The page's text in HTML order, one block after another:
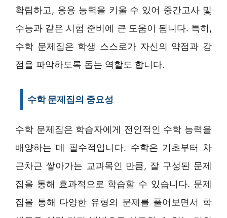
확립하고, 응용 능력을 키울 수 있어 중간고사 및
수능과 같은 시험 준비에 큰 도움이 됩니다. 특히,
수학 문제집은 학생 스스로가 자신의 약점과 강
점을 파악하도록 돕는 역할도 합니다.
수학 문제집의 중요성
수학 문제집은 학습자에게 전인적인 수학 능력을
배양하는 데 필수적입니다. 수학은 기초부터 차
근차근 쌓아가는 교과목인 만큼, 잘 구성된 문제
집을 통해 효과적으로 학습할 수 있습니다. 문제
집을 통해 다양한 유형의 문제를 풀어보면서 학